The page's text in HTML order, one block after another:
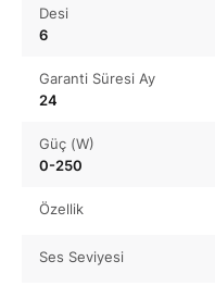
Desi
6
Garanti Süresi Ay
24
Güç (W)
0-250
Özellik
Ses Seviyesi